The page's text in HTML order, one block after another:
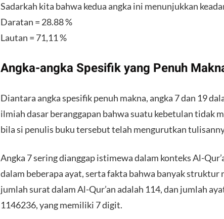
Sadarkah kita bahwa kedua angka ini menunjukkan
Daratan = 28.88 %
Lautan = 71,11 %
Angka-angka Spesifik yang Penuh
Diantara angka spesifik penuh makna, angka 7 dan 19
ilmiah dasar beranggapan bahwa suatu kebetulan tidak
bila si penulis buku tersebut telah mengurutkan
Angka 7 sering dianggap istimewa dalam konteks Al-
dalam beberapa ayat, serta fakta bahwa banyak
jumlah surat dalam Al-Qur’an adalah 114, dan jumlah
1146236, yang memiliki 7 digit.